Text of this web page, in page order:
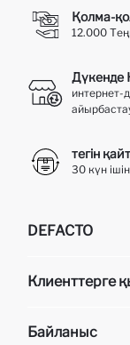
Қолма-
12.000
Дүкенде
интернет-
тегін
30 күн
DEFACTO
Біз туралы
Клиенттерге
Жеткізу
Байланыс